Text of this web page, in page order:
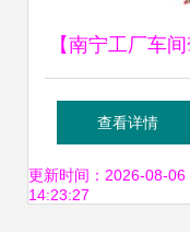
【南宁工厂车
驶式洗地机学校
园大型超市电动
查看详情
更新时间：2026-08-06
14:23:27